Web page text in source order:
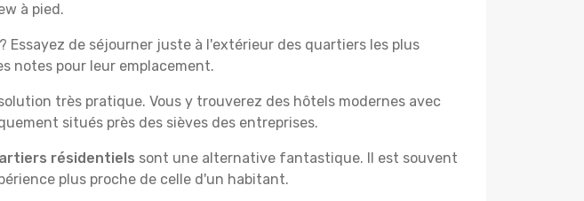
à pied.
de séjourner juste à l'extérieur des quartiers les plus
notes pour leur emplacement.
très pratique. Vous y trouverez des hôtels modernes avec
situés près des sièves des entreprises.
résidentiels sont une alternative fantastique. Il est souvent
plus proche de celle d'un habitant.